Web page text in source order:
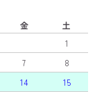
金
土
1
7
8
14
15